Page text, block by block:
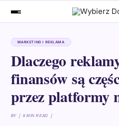
MARKETING I REKLAMA
Dlaczego
finansów są
przez platformy
BY 8 MIN READ